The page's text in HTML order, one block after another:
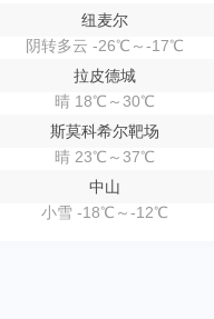
纽麦尔
阴转多云 -26℃～-17℃
拉皮德城
晴 18℃～30℃
斯莫科希尔靶场
晴 23℃～37℃
中山
小雪 -18℃～-12℃